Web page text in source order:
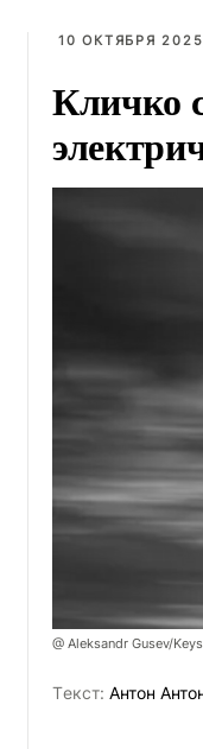
10 ОКТЯБРЯ
Кличко
@ Aleksandr Gusev/
Tекст: Антон